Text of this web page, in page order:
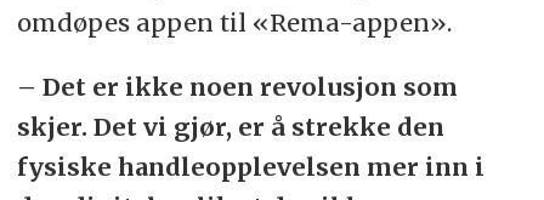
omdøpes appen til «Rema-appen».
– Det er ikke noen revolusjon som
skjer. Det vi gjør, er å strekke den
fysiske handleopplevelsen mer inn i